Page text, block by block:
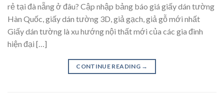
rẻ tại đà nẵng ở đâu? Cập nhập bảng báo giá giấy dán tường
Hàn Quốc, giấy dán tường 3D, giả gạch, giả gỗ mới nhất
Giấy dán tường là xu hướng nội thất mới của các gia đình
hiện đại […]
CONTINUE READING →